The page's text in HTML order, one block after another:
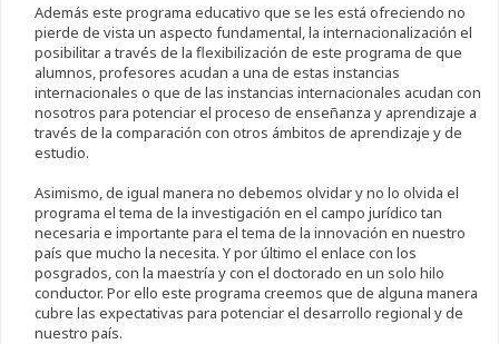
Además este programa educativo que se les está ofreciendo no
pierde de vista un aspecto fundamental, la internacionalización el
posibilitar a través de la flexibilización de este programa de que
alumnos, profesores acudan a una de estas instancias
internacionales o que de las instancias internacionales acudan con
nosotros para potenciar el proceso de enseñanza y aprendizaje a
través de la comparación con otros ámbitos de aprendizaje y de
estudio.
Asimismo, de igual manera no debemos olvidar y no lo olvida el
programa el tema de la investigación en el campo jurídico tan
necesaria e importante para el tema de la innovación en nuestro
país que mucho la necesita. Y por último el enlace con los
posgrados, con la maestría y con el doctorado en un solo hilo
conductor. Por ello este programa creemos que de alguna manera
cubre las expectativas para potenciar el desarrollo regional y de
nuestro país.